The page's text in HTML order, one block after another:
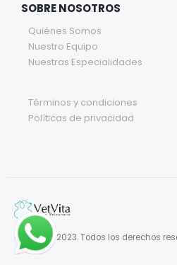
SOBRE NOSOTROS
Quiénes Somos
Nuestro Equipo
Nuestras Especialidades
Términos y condiciones
Políticas de privacidad
© VetVita. 2023. Todos los derechos